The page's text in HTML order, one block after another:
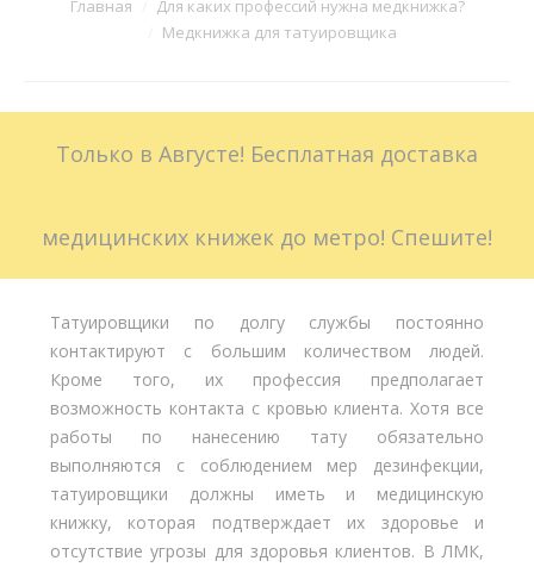
Больничные листы
Доставка
Вы здесь:Главная
Для каких профессий нужна медкнижка?
Медкнижка для татуировщика
Только в Августе! Бесплатная доставка
медицинских книжек до метро! Спешите!
Татуировщики по долгу службы постоянно
контактируют с большим количеством людей.
Кроме того, их профессия предполагает
возможность контакта с кровью клиента. Хотя все
работы по нанесению тату обязательно
выполняются с соблюдением мер дезинфекции,
татуировщики должны иметь и медицинскую
книжку, которая подтверждает их здоровье и
отсутствие угрозы для здоровья клиентов. В ЛМК,